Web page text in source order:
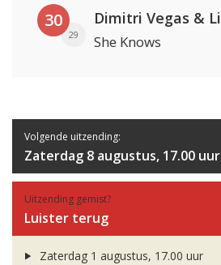
30
29 She Knows
Volgende uitzending:
Zaterdag 8 augustus, 17.00 uur
Uitzending gemist?
Luister terug
Zaterdag 1 augustus, 17.00 uur